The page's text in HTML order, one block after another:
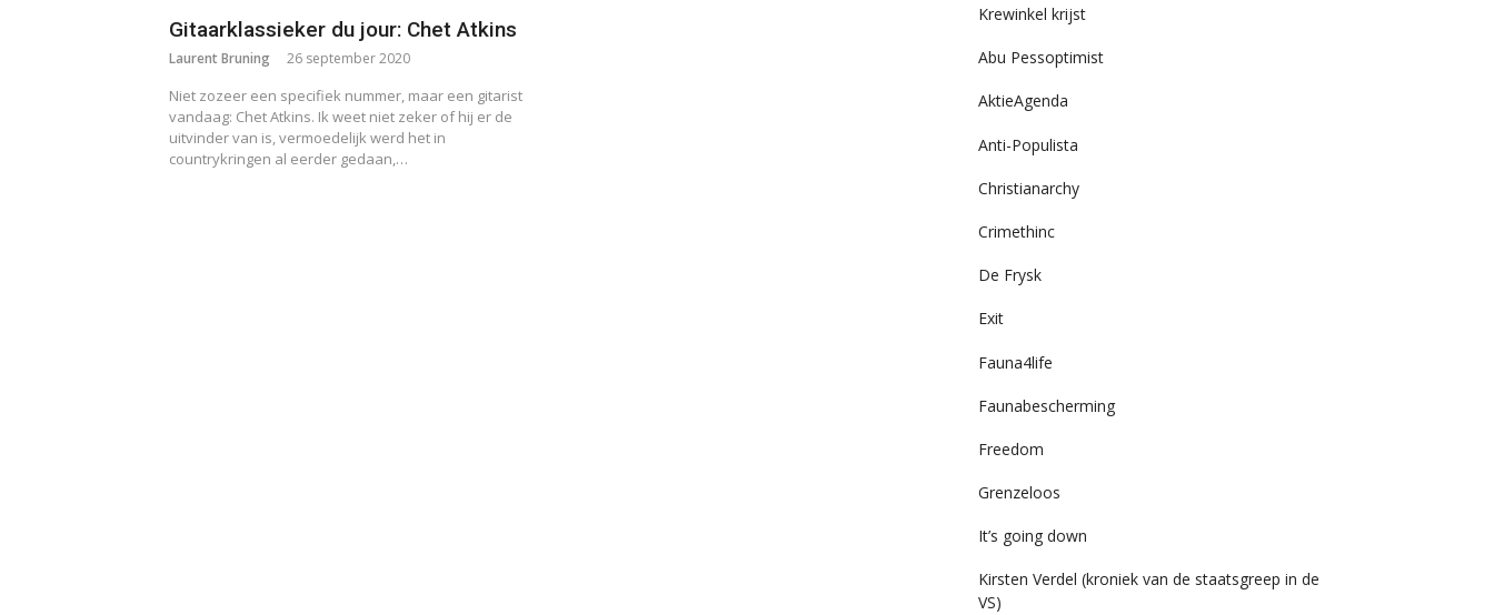
Gitaarklassieker du jour: Chet Atkins
Laurent Bruning 26 september 2020
Niet zozeer een specifiek nummer, maar een gitarist
vandaag: Chet Atkins. Ik weet niet zeker of hij er de
uitvinder van is, vermoedelijk werd het in
countrykringen al eerder gedaan,…
Krewinkel krijst
Abu Pessoptimist
AktieAgenda
Anti-Populista
Christianarchy
Crimethinc
De Frysk
Exit
Fauna4life
Faunabescherming
Freedom
Grenzeloos
It’s going down
Kirsten Verdel (kroniek van de staatsgreep in de
VS)